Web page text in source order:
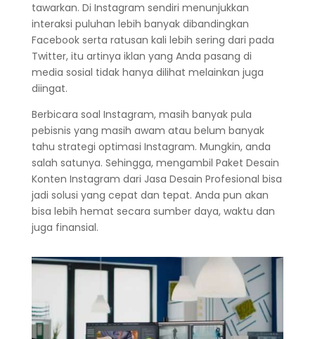
tawarkan. Di Instagram sendiri menunjukkan
interaksi puluhan lebih banyak dibandingkan
Facebook serta ratusan kali lebih sering dari pada
Twitter, itu artinya iklan yang Anda pasang di
media sosial tidak hanya dilihat melainkan juga
diingat.
Berbicara soal Instagram, masih banyak pula
pebisnis yang masih awam atau belum banyak
tahu strategi optimasi Instagram. Mungkin, anda
salah satunya. Sehingga, mengambil Paket Desain
Konten Instagram dari Jasa Desain Profesional bisa
jadi solusi yang cepat dan tepat. Anda pun akan
bisa lebih hemat secara sumber daya, waktu dan
juga finansial.